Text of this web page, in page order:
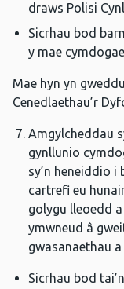
draws Polisi
Sicrhau bod
y mae
Mae hyn yn
Cenedlaethau’r
Amgylcheddau
gynllunio
sy’n heneiddio i
cartrefi eu
golygu lleoedd
ymwneud â
gwasanaethau
Sicrhau bod